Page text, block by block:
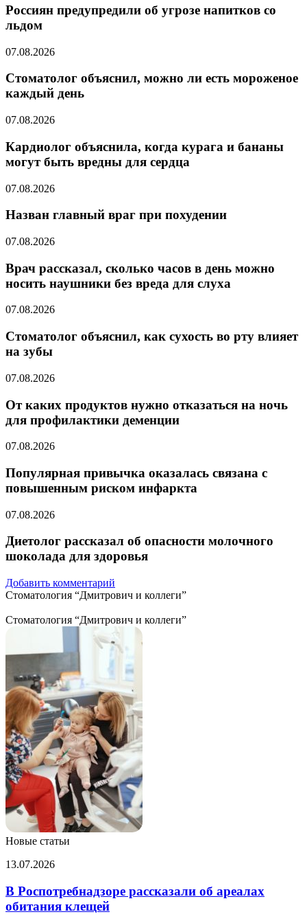
Россиян предупредили об угрозе напитков со
льдом
07.08.2026
Стоматолог объяснил, можно ли есть мороженое
каждый день
07.08.2026
Кардиолог объяснила, когда курага и бананы
могут быть вредны для сердца
07.08.2026
Назван главный враг при похудении
07.08.2026
Врач рассказал, сколько часов в день можно
носить наушники без вреда для слуха
07.08.2026
Стоматолог объяснил, как сухость во рту влияет
на зубы
07.08.2026
От каких продуктов нужно отказаться на ночь
для профилактики деменции
07.08.2026
Популярная привычка оказалась связана с
повышенным риском инфаркта
07.08.2026
Диетолог рассказал об опасности молочного
шоколада для здоровья
Добавить комментарий
Стоматология “Дмитрович и коллеги”
Стоматология “Дмитрович и коллеги”
Новые статьи
В
рассказали
об
ареалах
13.07.2026
В Роспотребнадзоре рассказали об ареалах
обитания клещей